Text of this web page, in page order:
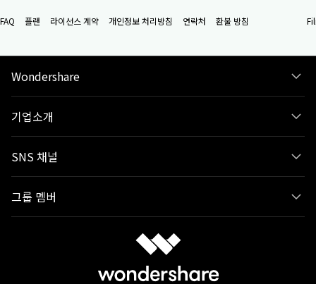
FAQ 플랜 라이선스 계약 개인정보 처리방침 연락처 환불 방침
Wondershare
기업소개
SNS 채널
그룹 멤버